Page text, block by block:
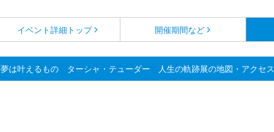
イベント詳細 トップ 開催期間など
夢は叶えるもの ターシャ・テューダー 人生の軌跡展の地図・アクセス